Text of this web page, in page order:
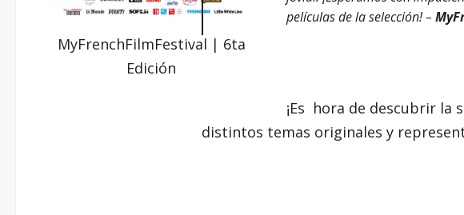
MyFrenchFilmFestival | 6ta
Edición
películas de la selección! –
¡Es hora de descubrir la
distintos temas originales y